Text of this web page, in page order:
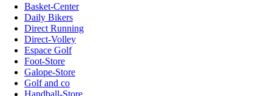
Basket-Center
Daily Bikers
Direct Running
Direct-Volley
Espace Golf
Foot-Store
Galope-Store
Golf and co
Handball-Store